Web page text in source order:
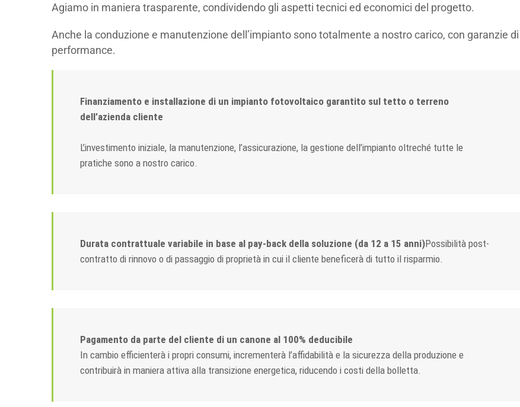
Agiamo in maniera trasparente, condividendo gli aspetti tecnici ed economici del progetto.
Anche la conduzione e manutenzione dell’impianto sono totalmente a nostro carico, con garanzie di
performance.
Finanziamento e installazione di un impianto fotovoltaico garantito sul tetto o terreno
dell’azienda cliente
L’investimento iniziale, la manutenzione, l’assicurazione, la gestione dell’impianto oltreché tutte le
pratiche sono a nostro carico.
Durata contrattuale variabile in base al pay-back della soluzione (da 12 a 15 anni)Possibilità post-
contratto di rinnovo o di passaggio di proprietà in cui il cliente beneficerà di tutto il risparmio.
Pagamento da parte del cliente di un canone al 100% deducibile
In cambio efficienterà i propri consumi, incrementerà l’affidabilità e la sicurezza della produzione e
contribuirà in maniera attiva alla transizione energetica, riducendo i costi della bolletta.